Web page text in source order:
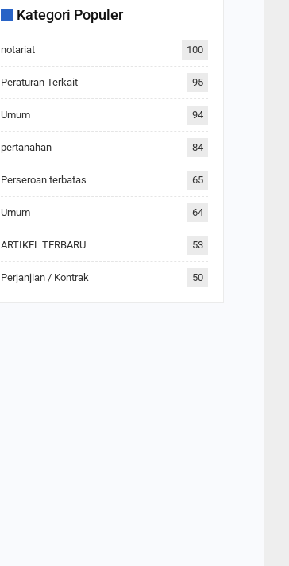
Kategori Populer
notariat 100
Peraturan Terkait 95
Umum 94
pertanahan 84
Perseroan terbatas 65
Umum 64
ARTIKEL TERBARU 53
Perjanjian / Kontrak 50